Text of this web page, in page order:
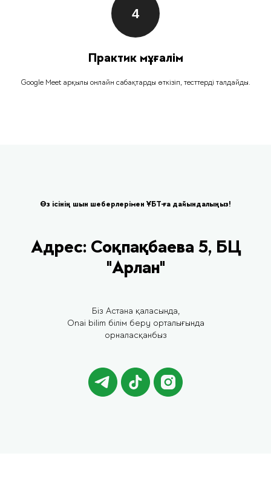
Практик мұғалім
Google Meet арқылы онлайн сабақтарды өткізіп, тесттерді талдайды.
Өз ісінің шын шеберлерімен ҰБТ-ға дайындалыңыз!
Адрес: Соқпақбаева 5, БЦ
"Арлан"
Біз Астана қаласында,
Onai bilim білім беру орталығында
орналасқанбыз